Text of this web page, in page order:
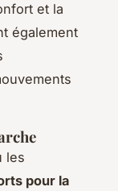
et la
également
les
pour la